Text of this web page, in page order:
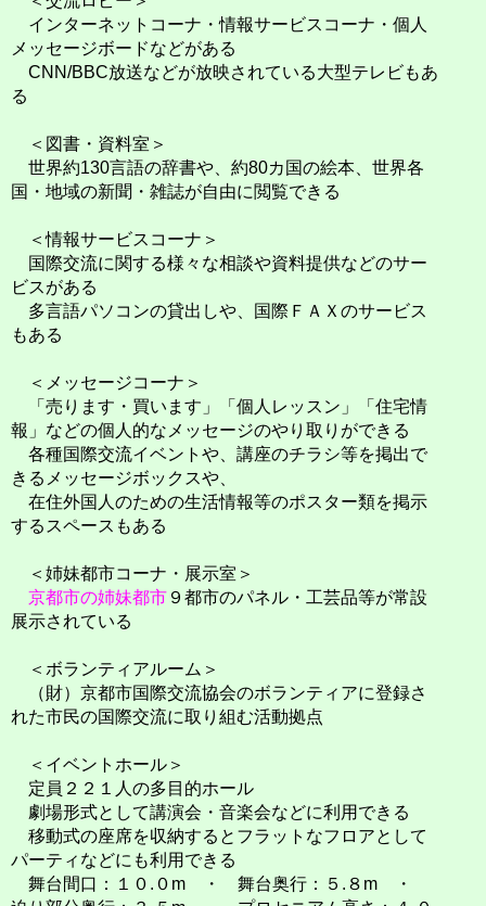
インターネットコーナ・情報サービスコーナ・個人
メッセージボードなどがある
CNN/BBC放送などが放映されている大型テレビもあ
る
＜図書・資料室＞
世界約130言語の辞書や、約80カ国の絵本、世界各
国・地域の新聞・雑誌が自由に閲覧できる
＜情報サービスコーナ＞
国際交流に関する様々な相談や資料提供などのサー
ビスがある
多言語パソコンの貸出しや、国際ＦＡＸのサービス
もある
＜メッセージコーナ＞
「売ります・買います」「個人レッスン」「住宅情
報」などの個人的なメッセージのやり取りができる
各種国際交流イベントや、講座のチラシ等を掲出で
きるメッセージボックスや、
在住外国人のための生活情報等のポスター類を掲示
するスペースもある
＜姉妹都市コーナ・展示室＞
京都市の姉妹都市 ９都市のパネル・工芸品等が常設
展示されている
＜ボランティアルーム＞
（財）京都市国際交流協会のボランティアに登録さ
れた市民の国際交流に取り組む活動拠点
＜イベントホール＞
定員２２１人の多目的ホール
劇場形式として講演会・音楽会などに利用できる
移動式の座席を収納するとフラットなフロアとして
パーティなどにも利用できる
舞台間口：１０.０m ・ 舞台奥行：５.８m ・